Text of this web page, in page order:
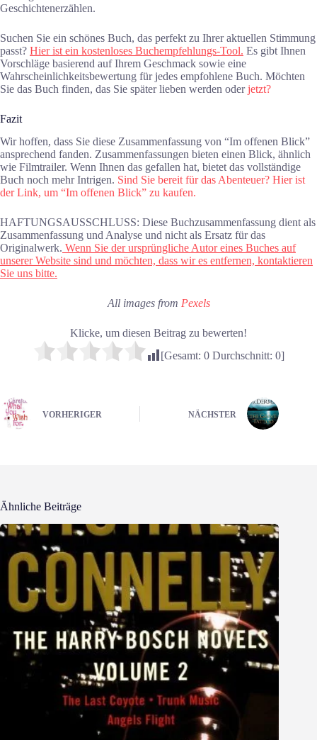
Geschichtenerzählen.
Suchen Sie ein schönes Buch, das perfekt zu Ihrer aktuellen Stimmung
passt? Hier ist ein kostenloses Buchempfehlungs-Tool. Es gibt Ihnen
Vorschläge basierend auf Ihrem Geschmack sowie eine
Wahrscheinlichkeitsbewertung für jedes empfohlene Buch. Möchten
Sie das Buch finden, das Sie später lieben werden oderjetzt?
Fazit
Wir hoffen, dass Sie diese Zusammenfassung von “Im offenen Blick”
ansprechend fanden. Zusammenfassungen bieten einen Blick, ähnlich
wie Filmtrailer. Wenn Ihnen das gefallen hat, bietet das vollständige
Buch noch mehr Intrigen. Sind Sie bereit für das Abenteuer? Hier ist
der Link, um “Im offenen Blick” zu kaufen.
HAFTUNGSAUSSCHLUSS: Diese Buchzusammenfassung dient als
Zusammenfassung und Analyse und nicht als Ersatz für das
Originalwerk. Wenn Sie der ursprüngliche Autor eines Buches auf
unserer Website sind und möchten, dass wir es entfernen, kontaktieren
Sie uns bitte.
All images from Pexels
Klicke, um diesen Beitrag zu bewerten!
[Gesamt: 0Durchschnitt: 0]
VORHERIGER NÄCHSTER
Ähnliche Beiträge